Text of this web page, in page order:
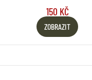
150 KČ
ZOBRAZIT